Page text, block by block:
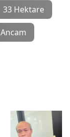
33 Hektare
Ancam